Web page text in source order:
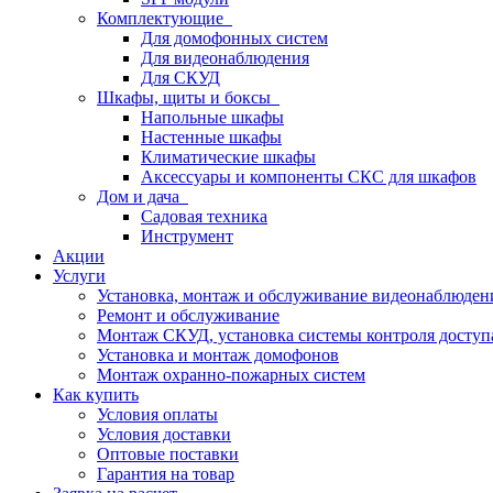
Комплектующие
Для домофонных систем
Для видеонаблюдения
Для СКУД
Шкафы, щиты и боксы
Напольные шкафы
Настенные шкафы
Климатические шкафы
Аксессуары и компоненты СКС для шкафов
Дом и дача
Садовая техника
Инструмент
Акции
Услуги
Установка, монтаж и обслуживание
Ремонт и обслуживание
Монтаж СКУД, установка системы контроля
Установка и монтаж домофонов
Монтаж охранно-пожарных систем
Как купить
Условия оплаты
Условия доставки
Оптовые поставки
Гарантия на товар